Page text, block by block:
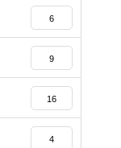
6
9
16
4